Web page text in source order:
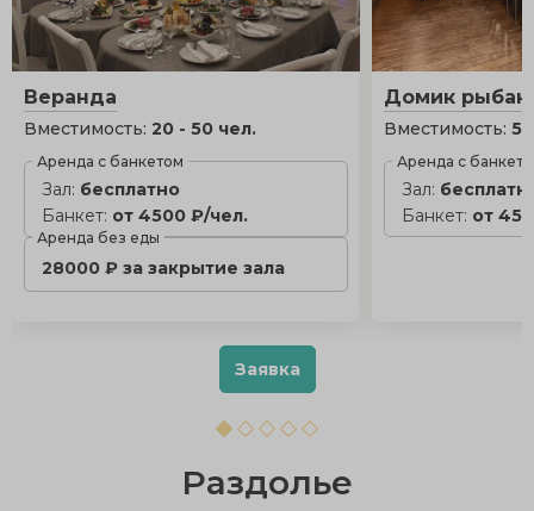
Веранда
Вместимость: 20 - 50 чел.
Аренда с банкетом
Зал: бесплатно
Банкет: от 4500 ₽/чел.
Аренда без еды
28000 ₽ за закрытие зала
Домик
Вместимость:5
Аренда с
Зал:
Банкет: от
Заявка
Раздолье